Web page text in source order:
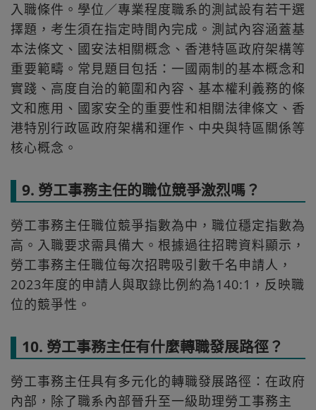
入職條件。學位／專業程度職系的測試設有若干選
擇題，考生須在指定時間內完成。測試內容涵蓋基
本法條文、國安法相關概念、香港特區政府架構等
重要範疇。常見題目包括：一國兩制的基本概念和
實踐、高度自治的範圍和內容、基本權利義務的條
文和應用、國家安全的重要性和相關法律條文、香
港特別行政區政府架構和運作、中央與特區關係等
核心概念。
9. 勞工事務主任的職位競爭激烈嗎？
勞工事務主任職位競爭指數為中，職位穩定指數為
高。入職要求需具備大。根據過往招聘資料顯示，
勞工事務主任職位每次招聘吸引數千名申請人，
2023年度的申請人與取錄比例約為140:1，反映職
位的競爭性。
10. 勞工事務主任有什麼轉職發展路徑？
勞工事務主任具有多元化的轉職發展路徑：在政府
內部，除了職系內部晉升至一級助理勞工事務主